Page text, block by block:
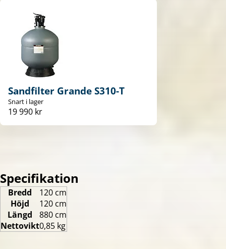
Sandfilter Grande S310-T
Snart i lager
19 990 kr
Specifikation
Bredd
120 cm
Höjd
120 cm
Längd
880 cm
Nettovikt0,85 kg